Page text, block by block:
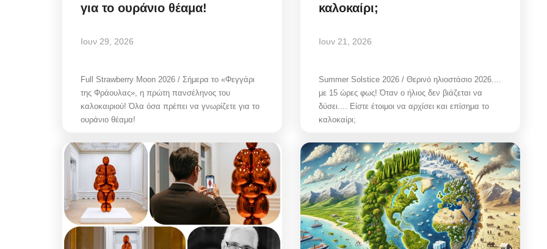
για το ουράνιο θέαμα!
Ιουν 29, 2026
Full Strawberry Moon 2026 / Σήμερα το «Φεγγάρι
της Φράουλας», η πρώτη πανσέληνος του
καλοκαιριού! Όλα όσα πρέπει να γνωρίζετε για το
ουράνιο θέαμα!
καλοκαίρι;
Ιουν 21, 2026
Summer Solstice 2026 / Θερινό ηλιοστάσιο 2026....
με 15 ώρες φως! Όταν ο ήλιος δεν βιάζεται να
δύσει.... Είστε έτοιμοι να αρχίσει και επίσημα το
καλοκαίρι;